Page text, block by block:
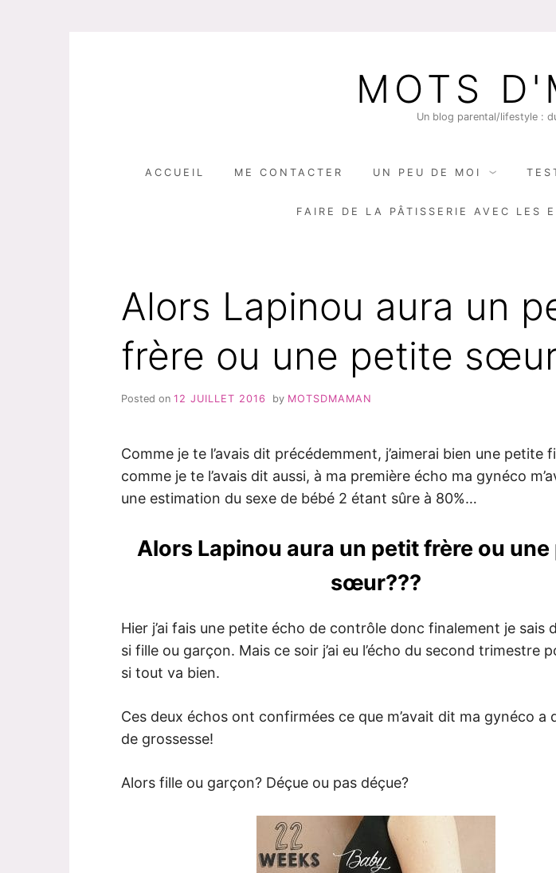
MOTS
Un blog parental/lifestyle :
ACCUEIL ME CONTACTER UN PEU DE MOI
FAIRE DE LA PÂTISSERIE AVEC LES
Alors Lapinou aura un
frère ou une petite
Posted on 12 JUILLET 2016 by MOTSDMAMAN
Comme je te l’avais dit précédemment, j’aimerai bien une petite
comme je te l’avais dit aussi, à ma première écho ma gynéco
une estimation du sexe de bébé 2 étant sûre à 80%…
Alors Lapinou aura un petit frère ou
sœur???
Hier j’ai fais une petite écho de contrôle donc finalement je sais
si fille ou garçon. Mais ce soir j’ai eu l’écho du second trimestre
si tout va bien.
Ces deux échos ont confirmées ce que m’avait dit ma gynéco a
de grossesse!
Alors fille ou garçon? Déçue ou pas déçue?